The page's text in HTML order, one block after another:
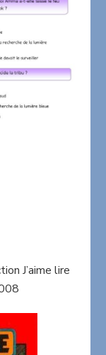
J’aime lire